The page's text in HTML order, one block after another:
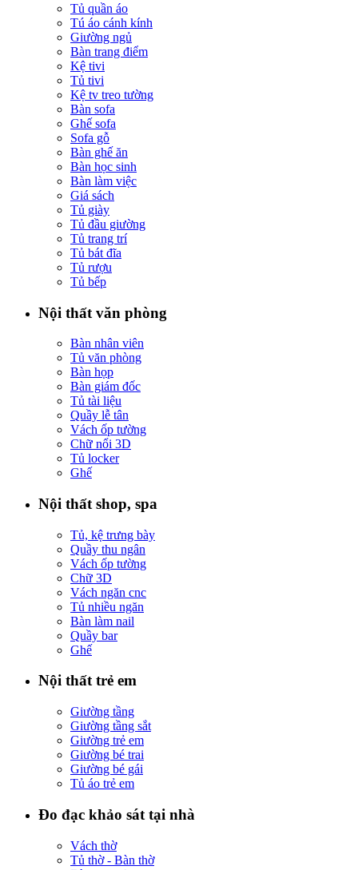
Tủ quần áo
Tú áo cánh kính
Giường ngủ
Bàn trang điểm
Kệ tivi
Tủ tivi
Kệ tv treo tường
Bàn sofa
Ghế sofa
Sofa gỗ
Bàn ghế ăn
Bàn học sinh
Bàn làm việc
Giá sách
Tủ giày
Tủ đầu giường
Tủ trang trí
Tủ bát đĩa
Tủ rượu
Tủ bếp
Nội thất văn phòng
Bàn nhân viên
Tủ văn phòng
Bàn họp
Bàn giám đốc
Tủ tài liệu
Quầy lễ tân
Vách ốp tường
Chữ nổi 3D
Tủ locker
Ghế
Nội thất shop, spa
Tủ, kệ trưng bày
Quầy thu ngân
Vách ốp tường
Chữ 3D
Vách ngăn cnc
Tủ nhiều ngăn
Bàn làm nail
Quầy bar
Ghế
Nội thất trẻ em
Giường tầng
Giường tầng sắt
Giường trẻ em
Giường bé trai
Giường bé gái
Tủ áo trẻ em
Đo đạc khảo sát tại nhà
Vách thờ
Tủ thờ - Bàn thờ